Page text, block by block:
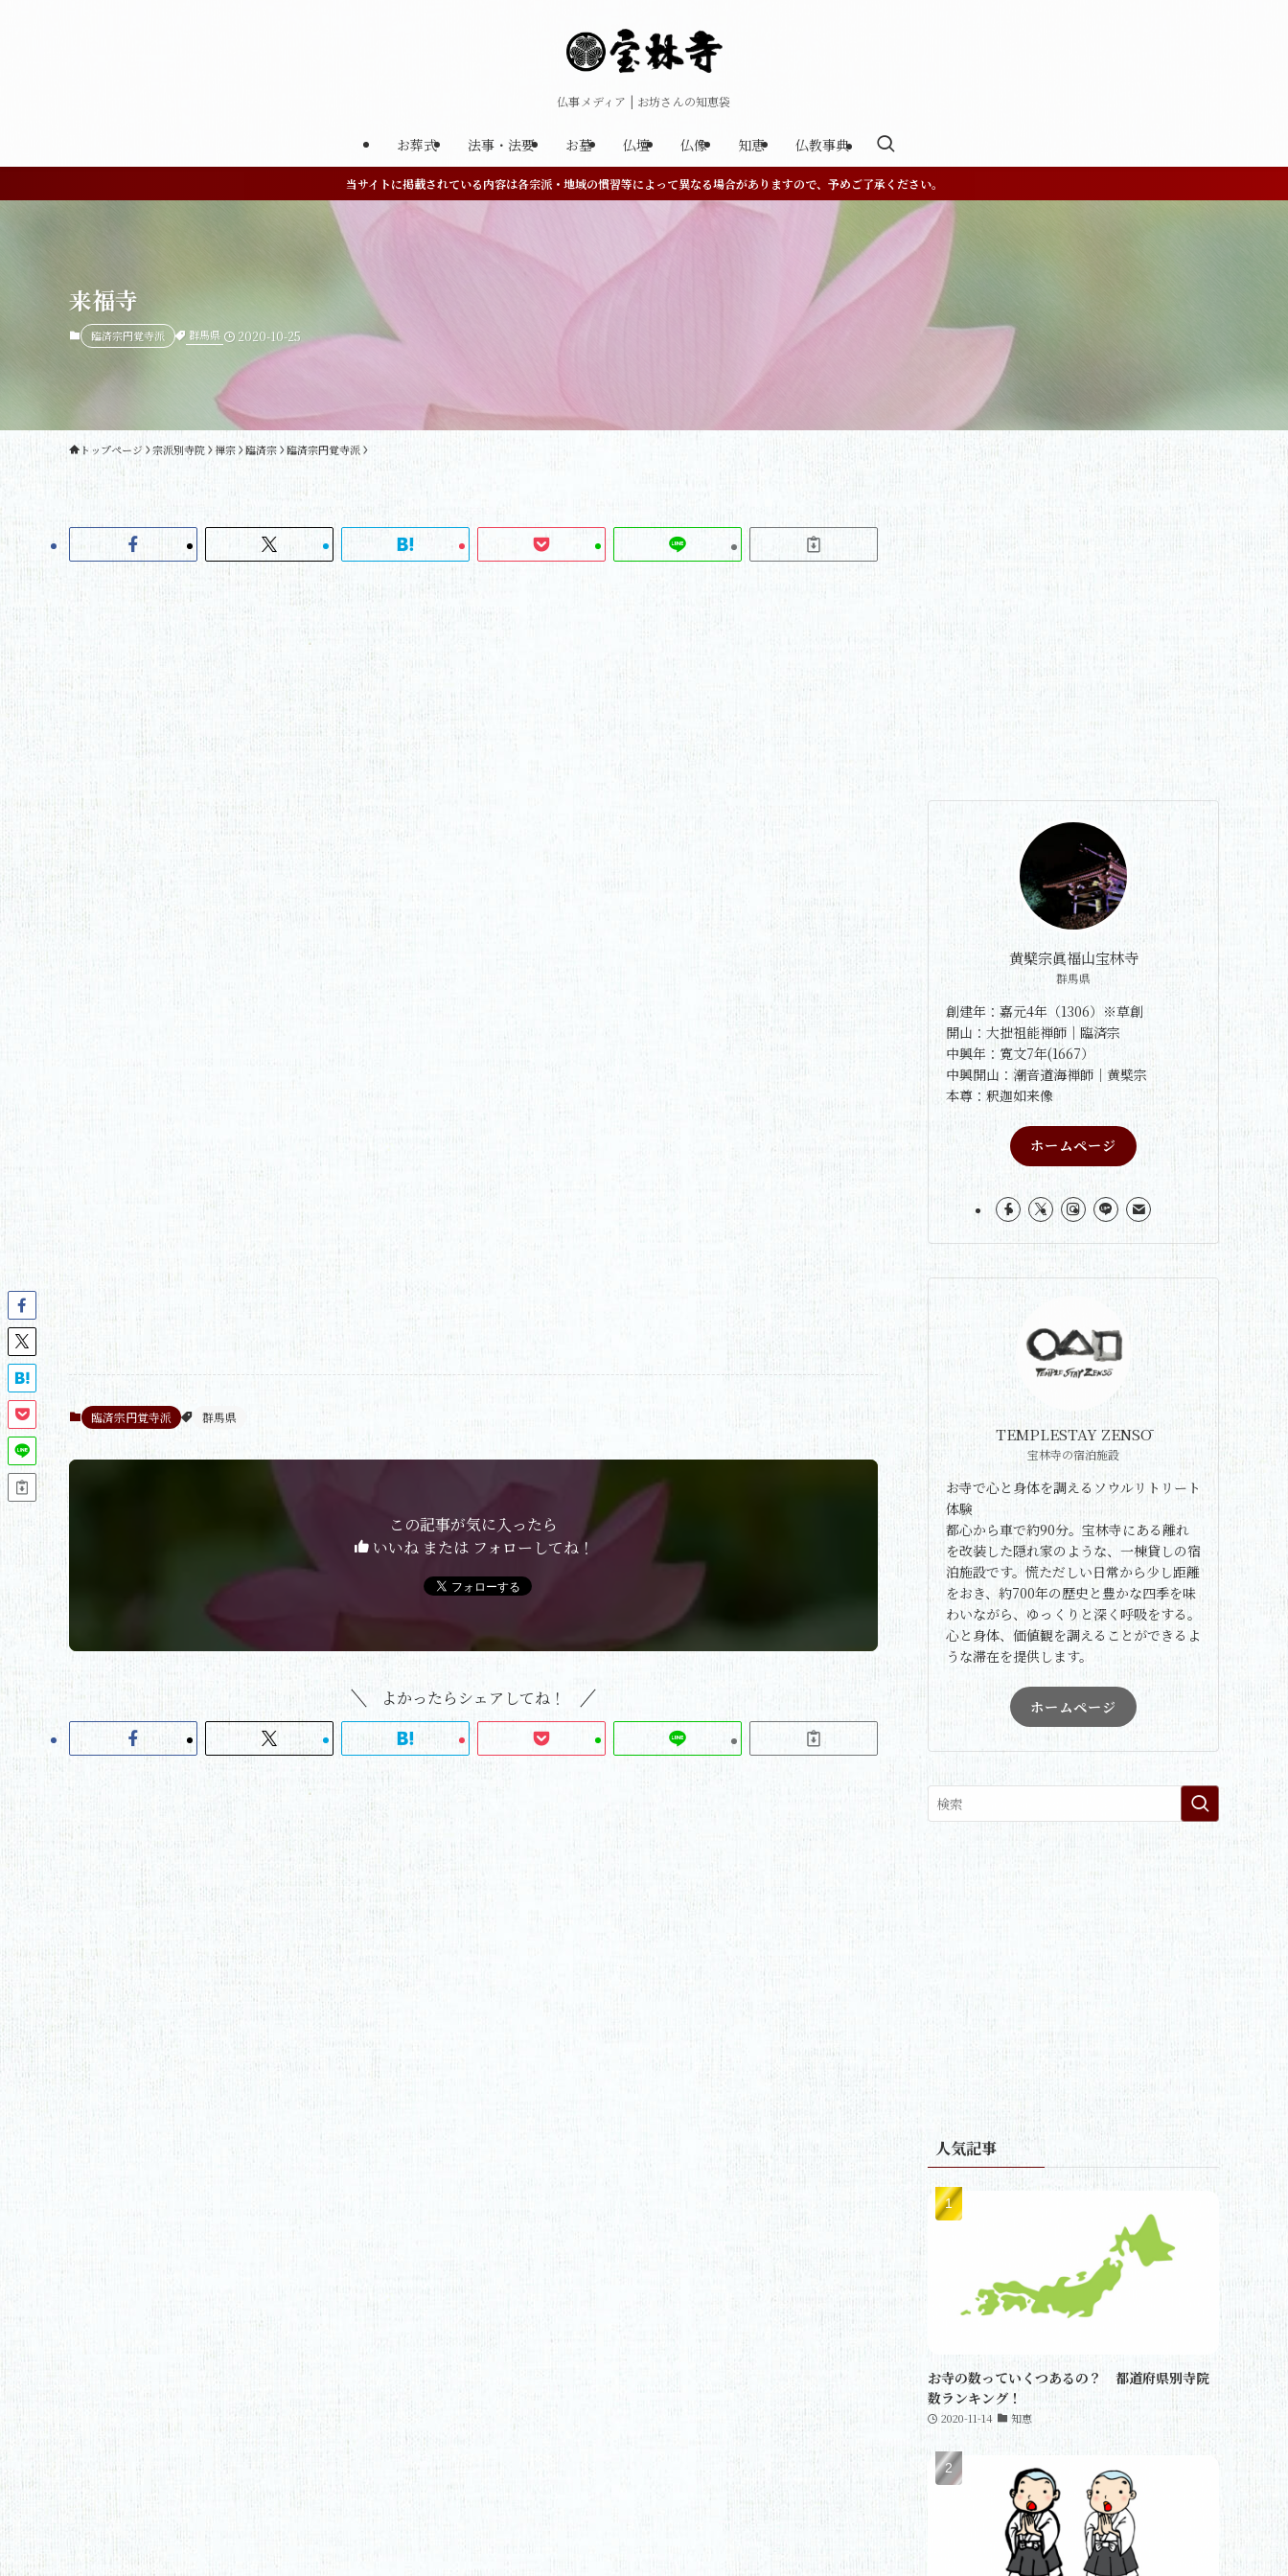
仏事メディア | お坊さんの知恵袋
お葬式 法事・法要 お墓 仏壇 仏像 知恵 仏教事典
当サイトに掲載されている内容は各宗派・地域の慣習等によって異なる場合がありますので、予めご了承ください。
来福寺
臨済宗円覚寺派 群馬県 2020-10-25
トップページ 宗派別寺院 禅宗 臨済宗 臨済宗円覚寺派
臨済宗円覚寺派 群馬県
この記事が気に入ったら
いいね または フォローしてね！
よかったらシェアしてね！
黄檗宗眞福山宝林寺
群馬県
創建年：嘉元4年（1306）※草創
開山：大拙祖能禅師｜臨済宗
中興年：寛文7年(1667）
中興開山：潮音道海禅師｜黄檗宗
本尊：釈迦如来像
ホームページ
TEMPLESTAY ZENSŌ
宝林寺の宿泊施設
お寺で心と身体を調えるソウルリトリート
体験
都心から車で約90分。宝林寺にある離れ
を改装した隠れ家のような、一棟貸しの宿
泊施設です。慌ただしい日常から少し距離
をおき、約700年の歴史と豊かな四季を味
わいながら、ゆっくりと深く呼吸をする。
心と身体、価値観を調えることができるよ
うな滞在を提供します。
ホームページ
人気記事
お寺の数っていくつあるの？ 都道府県別寺院
数ランキング！
2020-11-14 知恵